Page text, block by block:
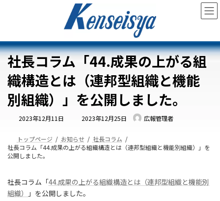
ツ
へ
シ
ョ社長コラム「44.成果の上がる組
織構造とは（連邦型組織と機能
別組織）」を公開しました。
2023年12月11日 最
終
日
時
:
2023年12月25日 広報管理者
トップページ お知らせ
社長コラム
社長コラム「44.成果の上がる組織構造とは（連邦型組織と機能別組織）」を
公開しました。
社長コラム「44.成果の上がる組織構造とは（連邦型組織と機能別
組織）
」を公開しました。